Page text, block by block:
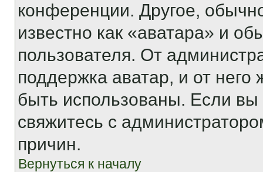
конференции. Другое,
известно как «аватара» и
пользователя. От
поддержка аватар, и от него
быть использованы. Если
свяжитесь с
причин.
Вернуться к началу